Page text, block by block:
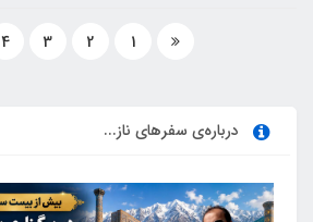
1
2
3
4
درباره‌ی سفرهای ناز...